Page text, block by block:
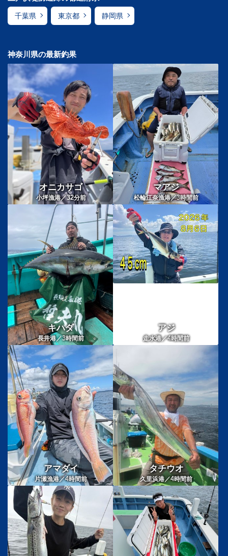
千葉県 東京都 静岡県
神奈川県の最新釣果
オニカサゴ
小坪漁港／32分前
マアジ
松輪江奈漁港／3時間前
キハダ
長井港／3時間前
アジ
走水港／4時間前
アマダイ
片瀬漁港／4時間前
タチウオ
久里浜港／4時間前